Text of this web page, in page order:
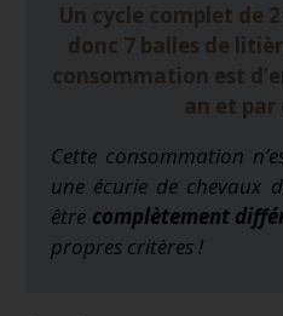
Un cycle complet de
donc 7 balles de
consommation est
an et par
Cette consommation
une écurie de chevaux
être complètement
propres critères !